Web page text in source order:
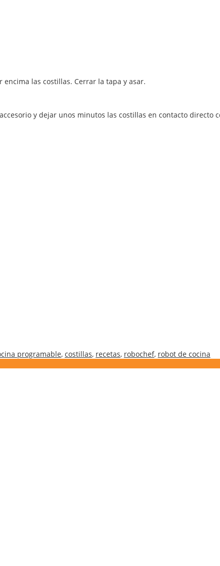
las costillas. Cerrar la tapa y asar.
y dejar unos minutos las costillas en contacto directo
programable, costillas, recetas, robochef, robot de cocina